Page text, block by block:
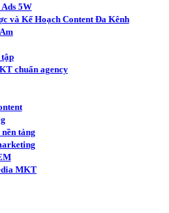
5W
và Kế Hoạch Content Đa Kênh
chuẩn agency
tảng
MKT